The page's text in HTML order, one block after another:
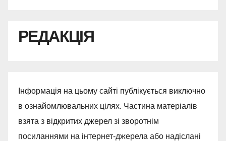
РЕДАКЦІЯ
Інформація на цьому сайті публікується виключно
в ознайомлювальних цілях. Частина матеріалів
взята з відкритих джерел зі зворотнім
посиланнями на інтернет-джерела або надіслані